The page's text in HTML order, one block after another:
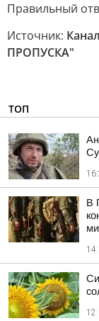
Правильный
Источник:
ПРОПУСКА"
ТОП
В